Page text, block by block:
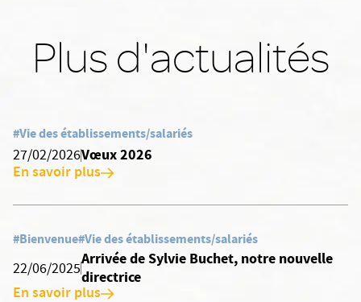
Plus d'actualités
#Vie des établissements/salariés
27/02/2026Vœux 2026
En savoir plus
#Bienvenue#Vie des établissements/salariés
22/06/2025
Arrivée de Sylvie Buchet, notre nouvelle
directrice
En savoir plus